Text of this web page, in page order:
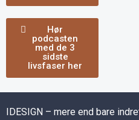
Hør
podcasten
med de 3
sidste
livsfaser her
IDESIGN – mere end bare